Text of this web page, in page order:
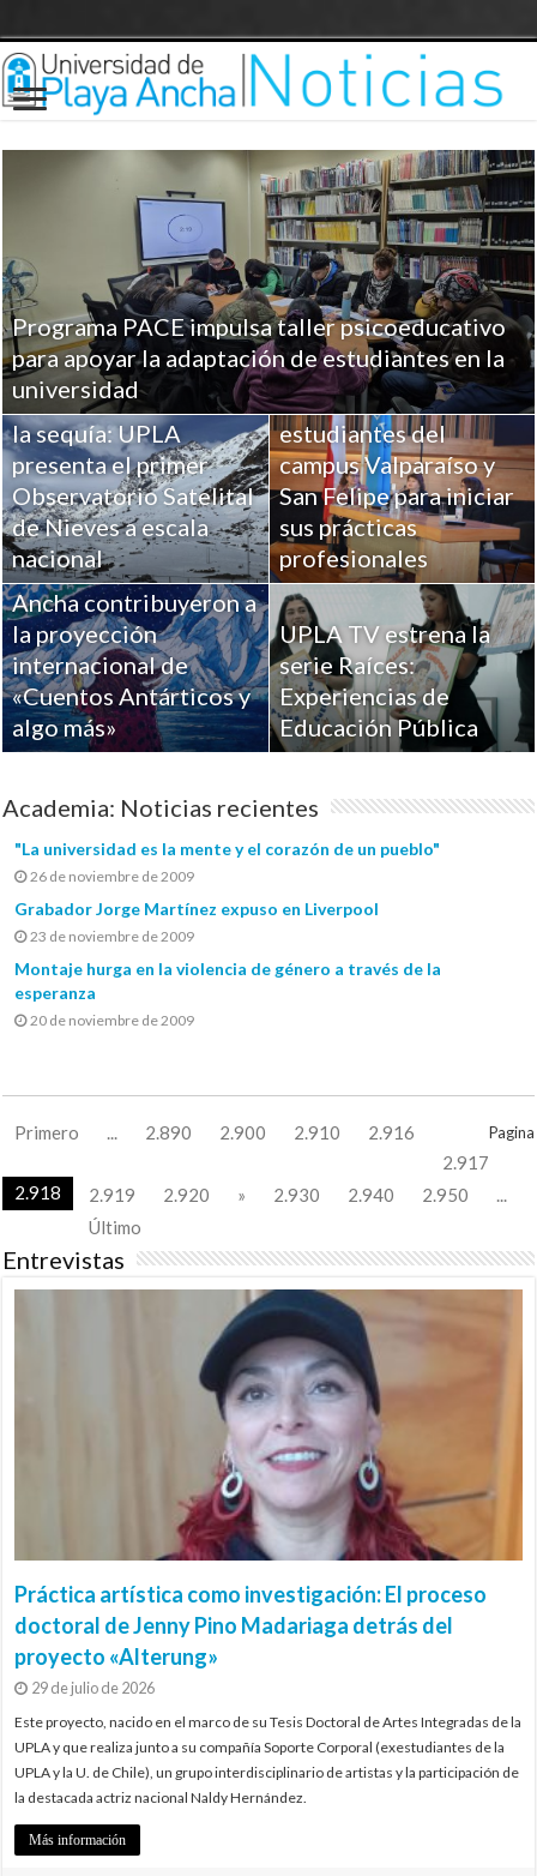
Programa PACE impulsa taller psicoeducativo
para apoyar la adaptación de estudiantes en la
universidad
Ciencia para combatir
la sequía: UPLA
presenta el primer
Observatorio Satelital
de Nieves a escala
nacional
UPLA entrega
herramientas clave a
más de 100
estudiantes del
campus Valparaíso y
San Felipe para iniciar
sus prácticas
profesionales
Académicos de la
Universidad de Playa
Ancha contribuyeron a
la proyección
internacional de
«Cuentos Antárticos y
algo más»
UPLA TV estrena la
serie Raíces:
Experiencias de
Educación Pública
Academia: Noticias recientes
"La universidad es la mente y el corazón de un pueblo"
26 de noviembre de 2009
Grabador Jorge Martínez expuso en Liverpool
23 de noviembre de 2009
Montaje hurga en la violencia de género a través de la
esperanza
20 de noviembre de 2009
Pagina
Primero ... 2.890 2.900 2.910
2.916
2.917
2.918
2.919 2.920 » 2.930 2.940 2.950
...
Último
Entrevistas
Práctica artística como investigación: El proceso
doctoral de Jenny Pino Madariaga detrás del
proyecto «Alterung»
29 de julio de 2026
Este proyecto, nacido en el marco de su Tesis Doctoral de Artes Integradas de la
UPLA y que realiza junto a su compañía Soporte Corporal (exestudiantes de la
UPLA y la U. de Chile), un grupo interdisciplinario de artistas y la participación de
la destacada actriz nacional Naldy Hernández.
Más información